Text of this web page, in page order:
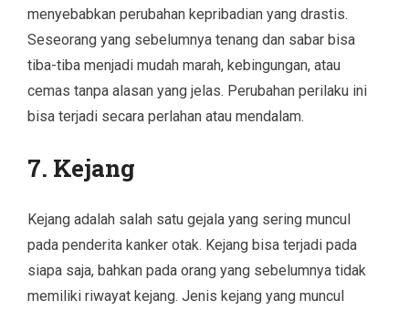
menyebabkan perubahan kepribadian yang drastis.
Seseorang yang sebelumnya tenang dan sabar bisa
tiba-tiba menjadi mudah marah, kebingungan, atau
cemas tanpa alasan yang jelas. Perubahan perilaku ini
bisa terjadi secara perlahan atau mendalam.
7. Kejang
Kejang adalah salah satu gejala yang sering muncul
pada penderita kanker otak. Kejang bisa terjadi pada
siapa saja, bahkan pada orang yang sebelumnya tidak
memiliki riwayat kejang. Jenis kejang yang muncul